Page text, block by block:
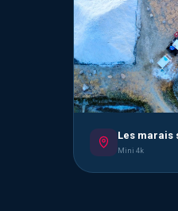
Les marais
Mini 4k